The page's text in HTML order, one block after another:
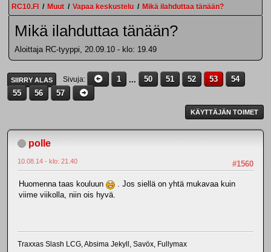
RC10.FI / Muut / Vapaa keskustelu / Mikä ilahduttaa tänään?
Mikä ilahduttaa tänään?
Aloittaja RC-tyyppi, 20.09.10 - klo: 19.49
SIIRRY ALAS Sivuja 1 ... 50 51 52 53
54
55
56 57
KÄYTTÄJÄN TOIMET
polle
#1560
10.08.14 - klo: 21.40
Huomenna taas kouluun
. Jos siellä on yhtä mukavaa kuin
viime viikolla, niin ois hyvä.
Traxxas Slash LCG, Absima Jekyll, Savöx, Fullymax